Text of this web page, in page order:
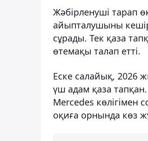
Жәбірленуші тарап
айыпталушыны
сұрады. Тек қаза
өтемақы талап етті.
Еске салайық, 2026
үш адам қаза тапқан.
Mercedes көлігімен
оқиға орнында көз